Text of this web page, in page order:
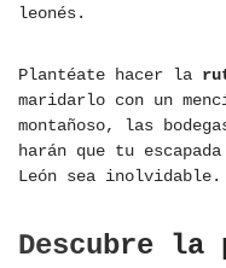
leonés.
Plantéate hacer la
maridarlo con un
montañoso, las
harán que tu
León sea inolvidable.
Descubre la